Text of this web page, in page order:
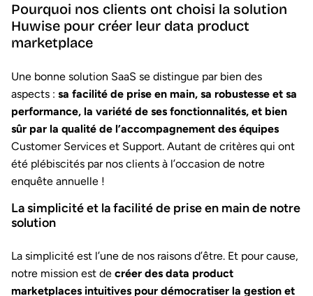
Pourquoi nos clients ont choisi la solution
Huwise pour créer leur data product
marketplace
Une bonne solution SaaS se distingue par bien des
aspects : sa facilité de prise en main, sa robustesse et sa
performance, la variété de ses fonctionnalités, et bien
sûr par la qualité de l’accompagnement des équipes
Customer Services et Support. Autant de critères qui ont
été plébiscités par nos clients à l’occasion de notre
enquête annuelle !
La simplicité et la facilité de prise en main de notre
solution
La simplicité est l’une de nos raisons d’être. Et pour cause,
notre mission est de créer des data product
marketplaces intuitives pour démocratiser la gestion et